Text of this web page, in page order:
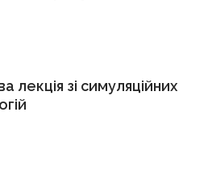
лекція зі симуляційних